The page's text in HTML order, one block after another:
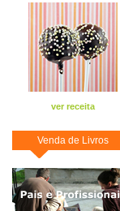
ver receita
Venda de Livros